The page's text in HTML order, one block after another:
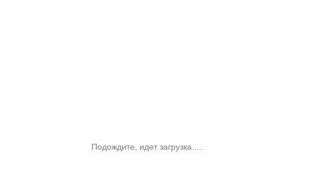
Подождите, идет загрузка.....